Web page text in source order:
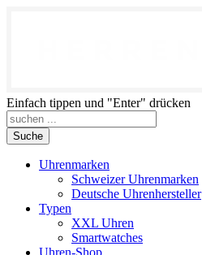
Einfach tippen und "Enter" drücken
Suche
Uhrenmarken
Schweizer Uhrenmarken
Deutsche Uhrenhersteller
Typen
XXL Uhren
Smartwatches
Uhren-Shop